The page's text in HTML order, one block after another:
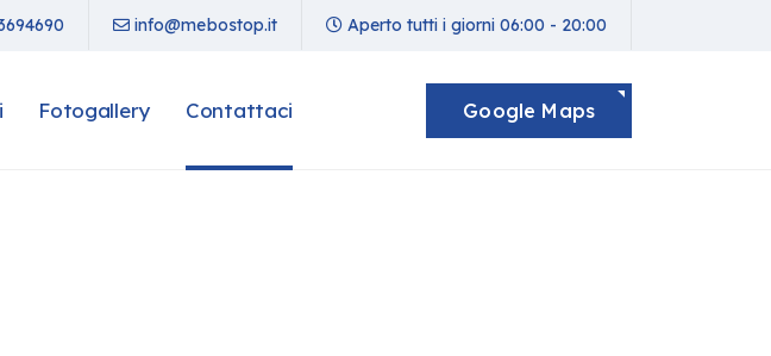
info@mebostop.it Aperto tutti i giorni 06:00 - 20:00
Fotogallery Contattaci Google Maps